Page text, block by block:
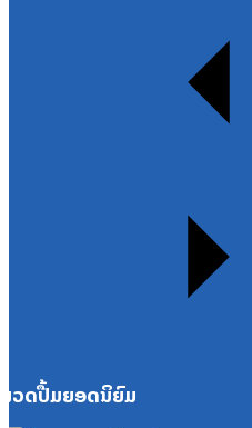
ດປື້ມຍອດນິຍົມ